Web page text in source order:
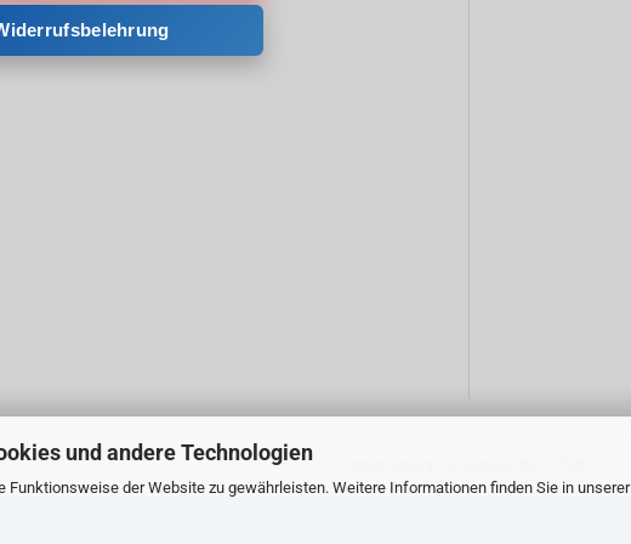
und andere Technologien
Funktionsweise der Website zu gewährleisten. Weitere Informationen finden Sie in unserer